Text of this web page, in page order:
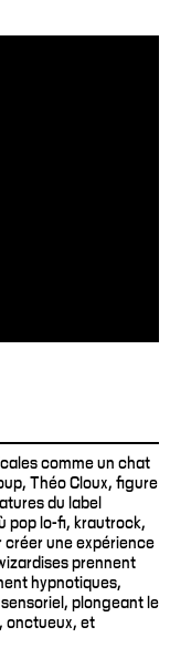
comme un chat
Théo Cloux, figure
du label
pop lo-fi, krautrock,
créer une expérience
prennent
hypnotiques,
plongeant le
onctueux, et